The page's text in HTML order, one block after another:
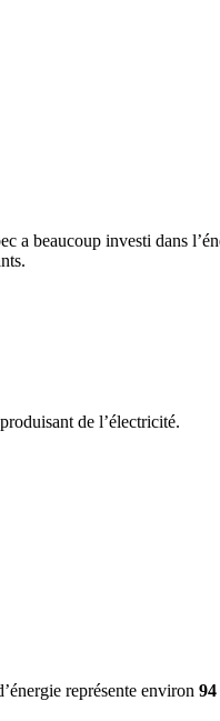
a beaucoup investi dans
de l’électricité.
représente environ